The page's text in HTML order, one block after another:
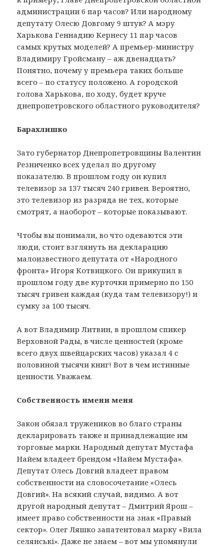
администрации 6 пар часов? Или народному
депутату Олесю Довгому 9 штук? А мэру
Харькова Геннадию Кернесу 11 пар часов
самых крутых моделей? А премьер-министру
Владимиру Гройсману – аж двенадцать?
Понятно, почему у премьера таких больше
всего – по статусу положено. А городской
голова Харькова, по ходу, будет круче
днепропетровского областного руководителя?
Барахлишко
Зато губернатор Днепропетровщины Валентин
Резниченко всех уделал по другому
показателю. В прошлом году он купил
телевизор за 137 тысяч 240 гривен. Вероятно,
это телевизор из разряда не тех, которые
смотрят, а наоборот – которые показывают.
Чтобы вы понимали, во что одеваются эти
люди, стоит взглянуть на декларацию
малоизвестного депутата от «Народного
фронта» Игоря Котвицкого. Он прикупил в
прошлом году две курточки примерно по 150
тысяч гривен каждая (куда там телевизору!) и
сумку за 100 тысяч.
А вот Владимир Литвин, в прошлом спикер
Верховной Рады, в числе ценностей (кроме
всего двух швейцарских часов) указал 4 с
половиной тысячи книг! Вот в чем истинные
ценности. Уважаем.
Собственность имени меня
Закон обязал тружеников во благо страны
декларировать также и принадлежащие им
торговые марки. Народный депутат Мустафа
Найем владеет брендом «Найем Мустафа».
Депутат Олесь Довгий владеет правом
собственности на словосочетание «Олесь
Довгий». На всякий случай, видимо. А вот
другой народный депутат – Дмитрий Ярош –
имеет право собственности на знак «Правый
сектор». Олег Ляшко запатентовал марку «Вила
селянські». Даже не знаем – вот мы упомянули